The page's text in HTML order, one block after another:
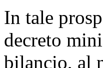
In tale
decreto
bilancio, al